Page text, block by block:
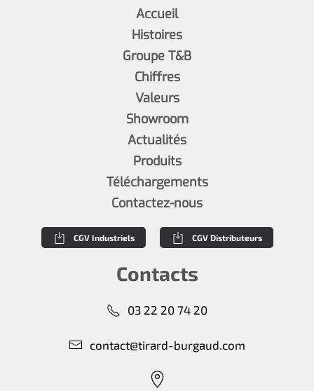
Accueil
Histoires
Groupe T&B
Chiffres
Valeurs
Showroom
Actualités
Produits
Téléchargements
Contactez-nous
CGV Industriels CGV Distributeurs
Contacts
03 22 20 74 20
contact@tirard-burgaud.com